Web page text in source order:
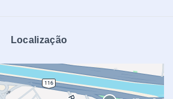
Localização